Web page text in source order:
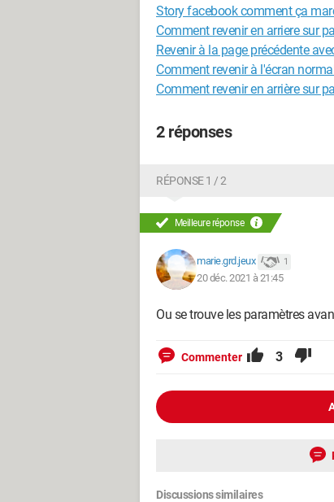
Story facebook comment ça
Comment revenir en arriere sur
Revenir à la page précédente
Comment revenir à l'écran
Comment revenir en arrière sur
2 réponses
RÉPONSE 1 / 2
Meilleure réponse
marie.grd.jeux 1
20 déc. 2021 à 21:45
Ou se trouve les paramètres
Commenter 3
Discussions similaires